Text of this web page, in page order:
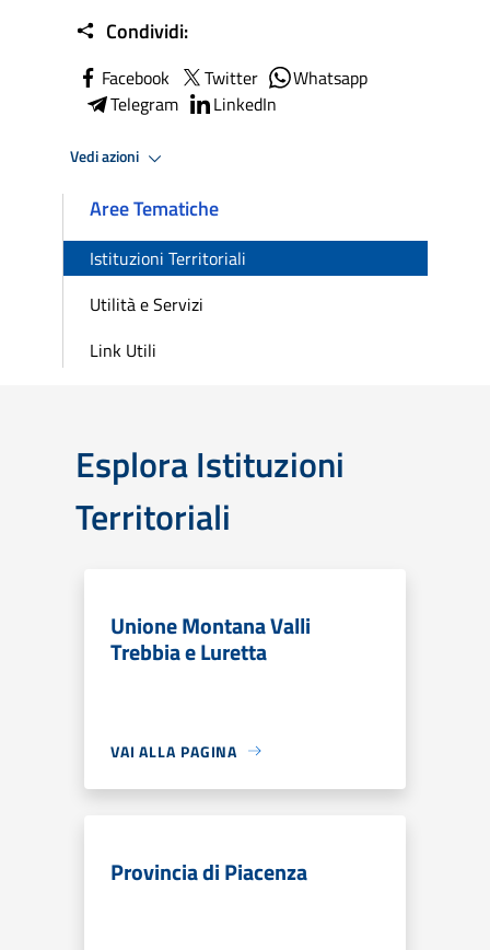
Condividi:
Facebook Twitter
Whatsapp
Telegram
LinkedIn
Vedi azioni
Aree Tematiche
Istituzioni Territoriali
Utilità e Servizi
Link Utili
Esplora Istituzioni
Territoriali
Unione Montana Valli
Trebbia e Luretta
VAI ALLA PAGINA
Provincia di Piacenza